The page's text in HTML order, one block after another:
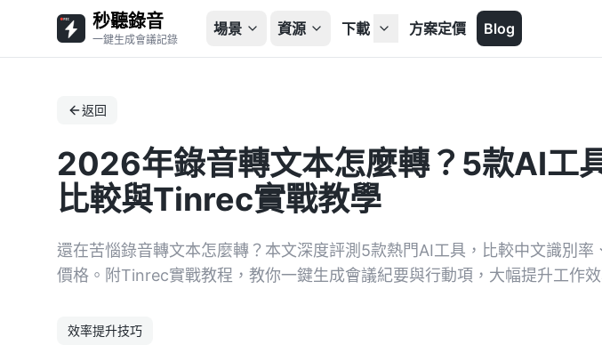
秒聽錄音
一鍵生成會議記錄
場景 資源 下載 方案定價 Blog
返回
2026年錄音轉文本怎麼轉？5款AI工
比較與Tinrec實戰教學
還在苦惱錄音轉文本怎麼轉？本文深度評測5款熱門AI工具，比較中文識別率
價格。附Tinrec實戰教程，教你一鍵生成會議紀要與行動項，大幅提升工作效
效率提升技巧